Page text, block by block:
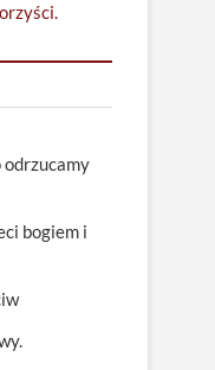
odrzucamy
bogiem i